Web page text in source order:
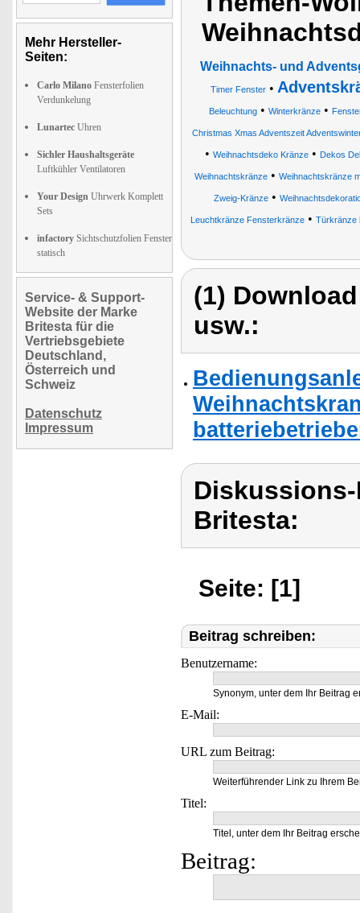
Mehr Hersteller-
Seiten:
Carlo Milano Fensterfolien
Verdunkelung
Lunartec Uhren
Sichler Haushaltsgeräte
Luftkühler Ventilatoren
Your Design Uhrwerk Komplett
Sets
infactory Sichtschutzfolien Fenster
statisch
Service- & Support-
Website der Marke
Britesta für die
Vertriebsgebiete
Deutschland,
Österreich und
Schweiz
Datenschutz
Impressum
Weihnachts- und
Timer Fenster •
Beleuchtung • Winterkränze •
Christmas Xmas Adventszeit
• Weihnachtsdeko Kränze • Dekos
Weihnachtskränze • Weihnachtskränze
Zweig-Kränze •
Leuchtkränze Fensterkränze • Türkränze
(1)
usw.:
Britesta:
Seite: [1]
Beitrag schreiben:
Benutzername:
Synonym, unter dem Ihr Beitrag
E-Mail:
URL zum Beitrag:
Weiterführender Link zu Ihrem
Titel:
Titel, unter dem Ihr Beitrag
Beitrag: